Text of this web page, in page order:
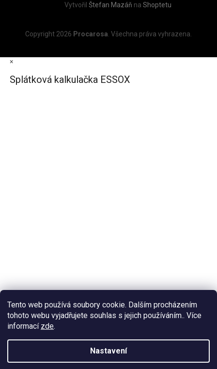
Tento web používá soubory cookie. Dalším procházením
tohoto webu vyjadřujete souhlas s jejich používáním.. Více
informací zde.
Nastavení
Vytvořil Štefan Mazáň na Shoptetu
Copyright 2026 Procarosa . Všechna práva vyhrazena.
×
Splátková kalkulačka ESSOX